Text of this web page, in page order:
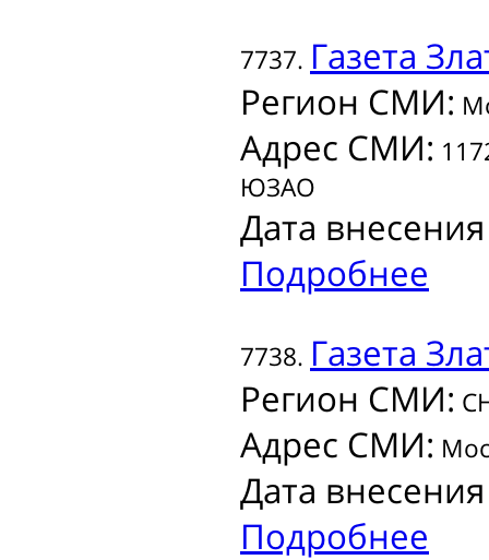
7737. Газета
Регион СМИ:
Адрес СМИ:
ЮЗАО
Дата
Подробнее
7738. Газета
Регион СМИ:
Адрес СМИ:
Дата
Подробнее